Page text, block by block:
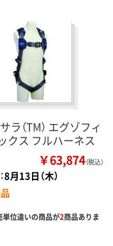
ラ（TM） エグゾフィ
クス フルハーネス
￥63,874（税込）
8月13日（木）
単位違いの商品が2商品ありま